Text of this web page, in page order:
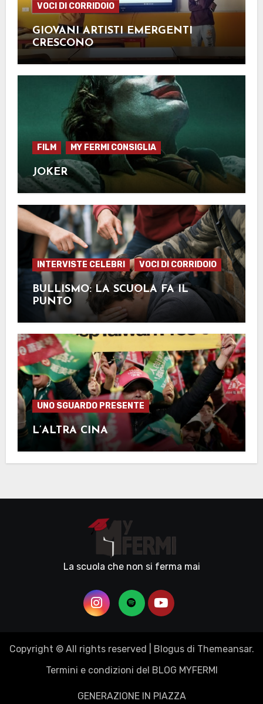
VOCI DI CORRIDOIO
GIOVANI ARTISTI EMERGENTI
CRESCONO
FILM MY FERMI CONSIGLIA
JOKER
INTERVISTE CELEBRI VOCI DI CORRIDOIO
BULLISMO: LA SCUOLA FA IL
PUNTO
UNO SGUARDO PRESENTE
L’ALTRA CINA
La scuola che non si ferma mai
Copyright © All rights reserved Blogusdi Themeansar.
Termini e condizioni del BLOG MYFERMI
GENERAZIONE IN PIAZZA